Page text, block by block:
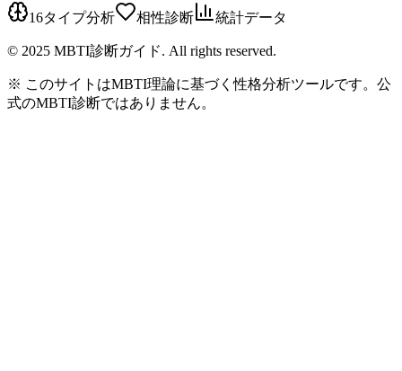
16タイプ分析
相性診断 統計データ
© 2025 MBTI診断ガイド. All rights reserved.
※ このサイトはMBTI理論に基づく性格分析ツールです。公
式のMBTI診断ではありません。